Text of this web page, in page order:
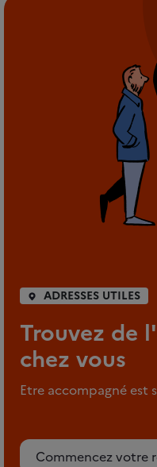
ADRESSES UTILES
Trouvez de
chez vous
Etre accompagné est
Commencez votre